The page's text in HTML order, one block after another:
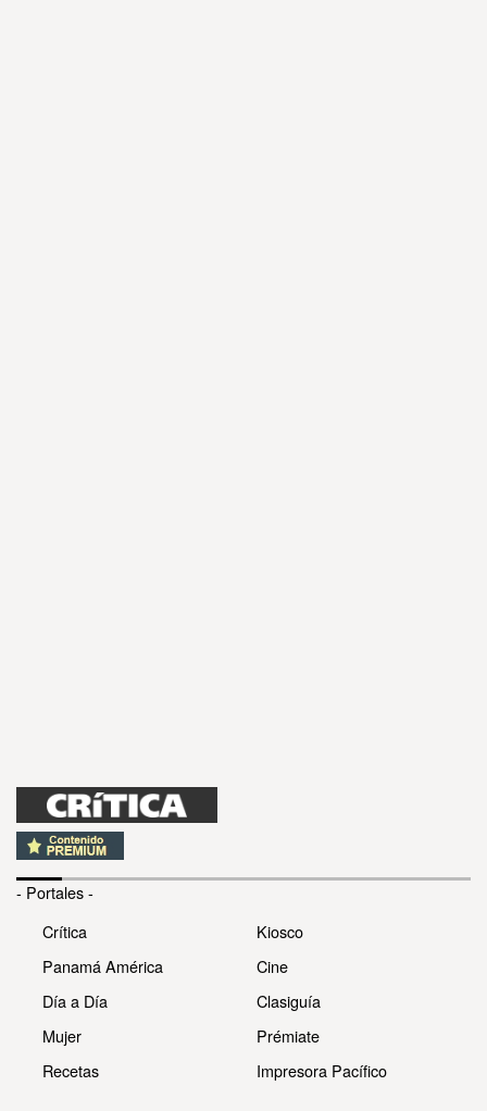
- Portales -
Crítica
Panamá América
Día a Día
Mujer
Recetas
Kiosco
Cine
Clasiguía
Prémiate
Impresora Pacífico